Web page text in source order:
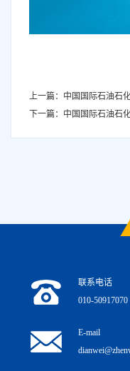
上一篇：中国国际石油石
下一篇：中国国际石油石
联系电话
010-50917070
E-mail